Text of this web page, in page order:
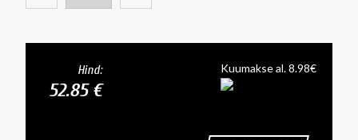
Hind:
52.85 €
Kuumakse al. 8.98€